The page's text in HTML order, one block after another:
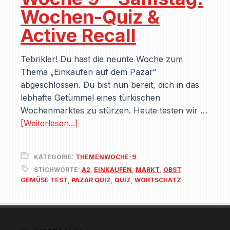
Wochen-Quiz &
Active Recall
Tebrikler! Du hast die neunte Woche zum
Thema „Einkaufen auf dem Pazar“
abgeschlossen. Du bist nun bereit, dich in das
lebhafte Getümmel eines türkischen
Wochenmarktes zu stürzen. Heute testen wir …
[Weiterlesen...]
KATEGORIE: THEMENWOCHE-9
STICHWORTE: A2, EINKAUFEN, MARKT, OBST
GEMÜSE TEST, PAZAR QUIZ, QUIZ, WORTSCHATZ